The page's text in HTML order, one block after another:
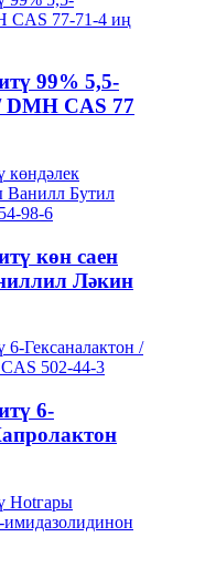
99% 5,5-
DMH CAS 77
көн саен
Ләкин
6-